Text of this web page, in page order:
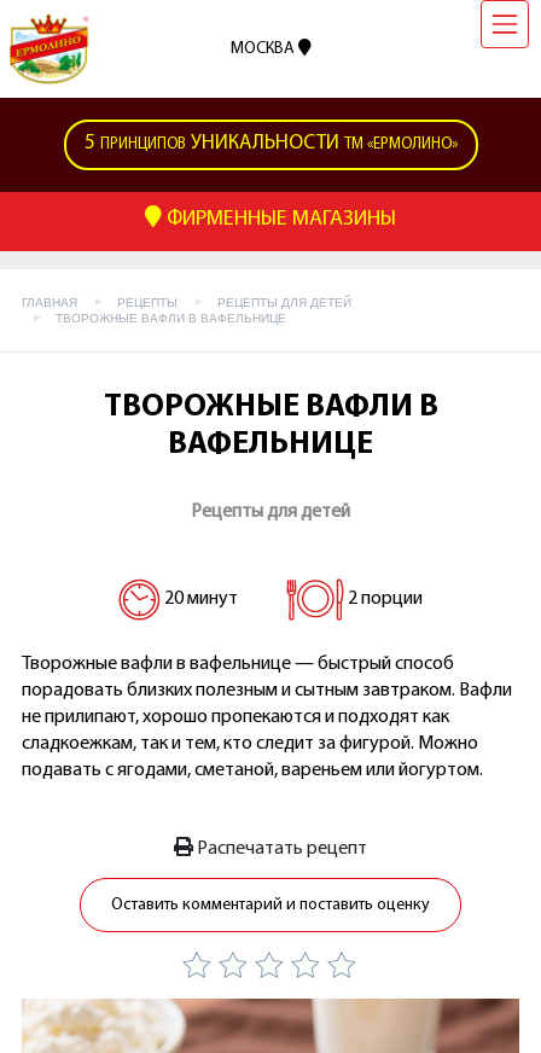
МОСКВА
5 ПРИНЦИПОВ УНИКАЛЬНОСТИ ТМ «ЕРМОЛИНО»
ФИРМЕННЫЕ МАГАЗИНЫ
ГЛАВНАЯ РЕЦЕПТЫ
РЕЦЕПТЫ ДЛЯ ДЕТЕЙ
ТВОРОЖНЫЕ ВАФЛИ В ВАФЕЛЬНИЦЕ
ТВОРОЖНЫЕ ВАФЛИ В
ВАФЕЛЬНИЦЕ
Рецепты для детей
20 минут 2 порции
Творожные вафли в вафельнице — быстрый способ
порадовать близких полезным и сытным завтраком. Вафли
не прилипают, хорошо пропекаются и подходят как
сладкоежкам, так и тем, кто следит за фигурой. Можно
подавать с ягодами, сметаной, вареньем или йогуртом.
Распечатать рецепт
Оставить комментарий и поставить оценку